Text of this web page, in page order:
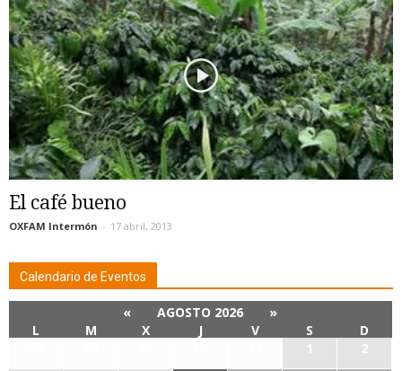
El café bueno
OXFAM Intermón - 17 abril, 2013
Calendario de Eventos
« AGOSTO 2026
»
L
M X J V S
D
1
2